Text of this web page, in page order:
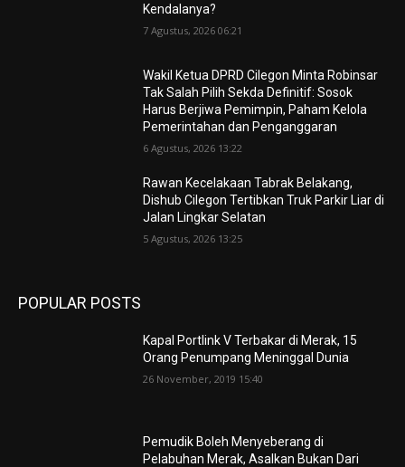
Kendalanya?
7 Agustus, 2026 06:21
Wakil Ketua DPRD Cilegon Minta Robinsar
Tak Salah Pilih Sekda Definitif: Sosok
Harus Berjiwa Pemimpin, Paham Kelola
Pemerintahan dan Penganggaran
6 Agustus, 2026 13:22
Rawan Kecelakaan Tabrak Belakang,
Dishub Cilegon Tertibkan Truk Parkir Liar di
Jalan Lingkar Selatan
5 Agustus, 2026 13:25
POPULAR POSTS
Kapal Portlink V Terbakar di Merak, 15
Orang Penumpang Meninggal Dunia
26 November, 2019 15:40
Pemudik Boleh Menyeberang di
Pelabuhan Merak, Asalkan Bukan Dari